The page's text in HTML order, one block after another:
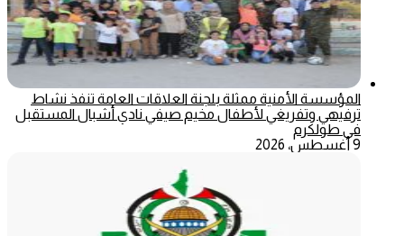
المؤسسة الأمنية ممثلة بلجنة العلاقات العامة تنفذ نشاط
ترفيهي وتفريغي لأطفال مخيم صيفي نادي أشبال المستقبل
في طولكرم
9 أغسطس، 2026